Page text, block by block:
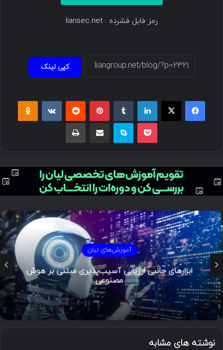
رمز فایل فشرده : liansec.net
کپی لینک
آموزش‌های لیان
ابزارهای جانبی ارزیابی آسیب‌پذیری مبتنی بر هوش
مصنوعی
نوشته های مشابه